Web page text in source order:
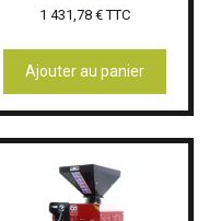
1 431,78 €TTC
Ajouter au panier